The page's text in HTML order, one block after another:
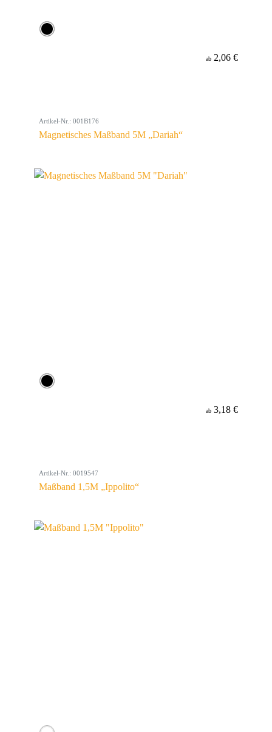
ab 2,06 €
Artikel-Nr.: 001B176
Magnetisches Maßband 5M „Dariah“
ab 3,18 €
Artikel-Nr.: 0019547
Maßband 1,5M „Ippolito“